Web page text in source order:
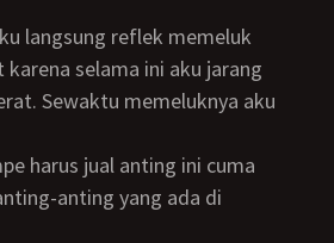
selama ini aku jarang
Sewaktu memeluknya aku
anting yang ada di